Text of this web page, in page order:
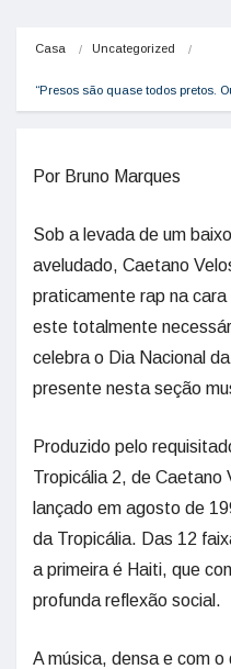
Casa Uncategorized
“Presos são quase todos pretos.
Por Bruno Marques
Sob a levada de um
aveludado, Caetano
praticamente rap na
este totalmente
celebra o Dia Nacional
presente nesta seção
Produzido pelo
Tropicália 2, de Caetano
lançado em agosto de
da Tropicália. Das 12
a primeira é Haiti, que
profunda reflexão social.
A música, densa e com